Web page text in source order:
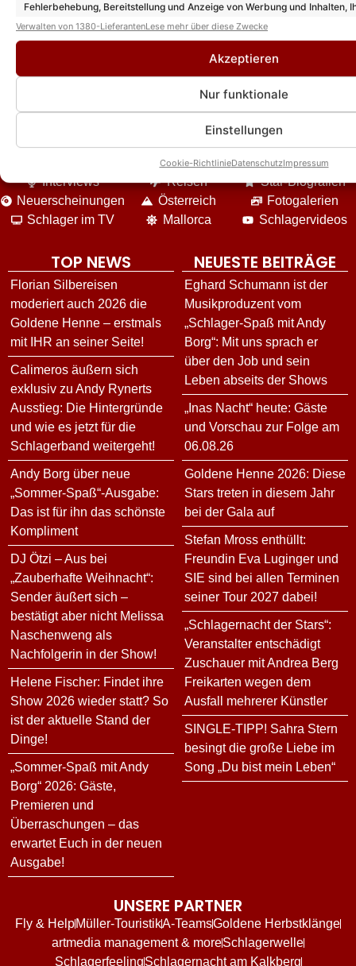
Fehlerbehebung, Bereitstellung und Anzeige von Werbung und Inhalten,
Entscheidungen zum Datenschutz speichern und übermitteln.
Verwalten von 1380-LieferantenLese mehr über diese Zwecke
Akzeptieren
Nur funktionale
Einstellungen
Cookie-RichtlinieDatenschutzImpressum
DIE VIELFALT UNSERES ANGEBOTES
Interviews
Neuerscheinungen
Schlager im TV
Event-Berichte
Reisen
Österreich
Mallorca
Unterhaltung
Star-Biografien
Fotogalerien
Schlagervideos
TOP NEWS
Florian Silbereisen
moderiert auch 2026 die
Goldene Henne – erstmals
mit IHR an seiner Seite!
Calimeros äußern sich
exklusiv zu Andy Rynerts
Ausstieg: Die Hintergründe
und wie es jetzt für die
Schlagerband weitergeht!
Andy Borg über neue
„Sommer-Spaß“-Ausgabe:
Das ist für ihn das schönste
Kompliment
DJ Ötzi – Aus bei
„Zauberhafte Weihnacht“:
Sender äußert sich –
bestätigt aber nicht Melissa
Naschenweng als
Nachfolgerin in der Show!
Helene Fischer: Findet ihre
Show 2026 wieder statt? So
ist der aktuelle Stand der
Dinge!
„Sommer-Spaß mit Andy
Borg“ 2026: Gäste,
Premieren und
Überraschungen – das
erwartet Euch in der neuen
Ausgabe!
NEUESTE BEITRÄGE
Eghard Schumann ist der
Musikproduzent vom
„Schlager-Spaß mit Andy
Borg“: Mit uns sprach er
über den Job und sein
Leben abseits der Shows
„Inas Nacht“ heute: Gäste
und Vorschau zur Folge am
06.08.26
Goldene Henne 2026: Diese
Stars treten in diesem Jahr
bei der Gala auf
Stefan Mross enthüllt:
Freundin Eva Luginger und
SIE sind bei allen Terminen
seiner Tour 2027 dabei!
„Schlagernacht der Stars“:
Veranstalter entschädigt
Zuschauer mit Andrea Berg
Freikarten wegen dem
Ausfall mehrerer Künstler
SINGLE-TIPP! Sahra Stern
besingt die große Liebe im
Song „Du bist mein Leben“
UNSERE PARTNER
Fly & HelpMüller-TouristikA-TeamsGoldene Herbstklänge
artmedia management & moreSchlagerwelle
SchlagerfeelingSchlagernacht am Kalkberg